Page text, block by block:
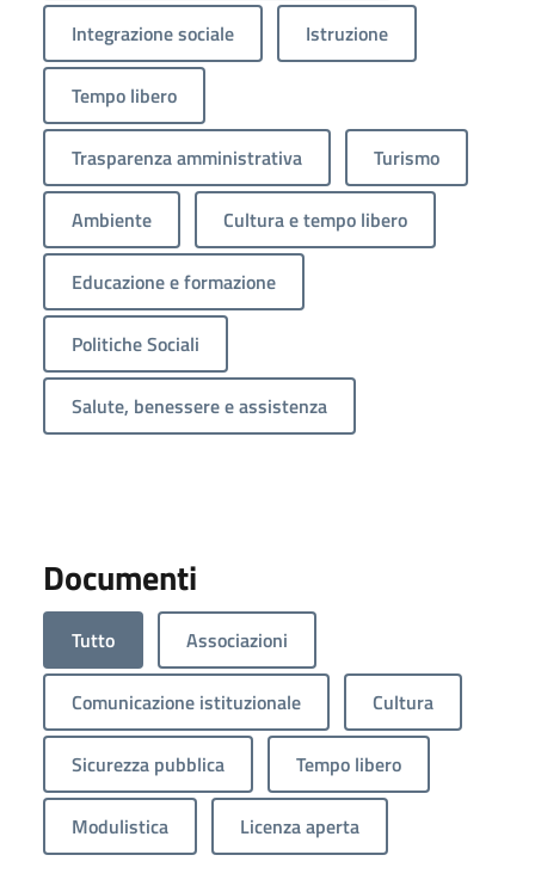
Integrazione sociale Istruzione
Tempo libero
Trasparenza amministrativa Turismo
Ambiente Cultura e tempo libero
Educazione e formazione
Politiche Sociali
Salute, benessere e assistenza
Documenti
Tutto Associazioni
Comunicazione istituzionale Cultura
Sicurezza pubblica Tempo libero
Modulistica Licenza aperta